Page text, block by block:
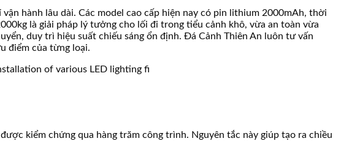
hành lâu dài. Các model cao cấp hiện nay có pin lithium 2000mAh, thời
là giải pháp lý tưởng cho lối đi trong tiểu cảnh khô, vừa an toàn vừa
duy trì hiệu suất chiếu sáng ổn định. Đá Cảnh Thiên An luôn tư vấn
điểm của từng loại.
kiểm chứng qua hàng trăm công trình. Nguyên tắc này giúp tạo ra chiều